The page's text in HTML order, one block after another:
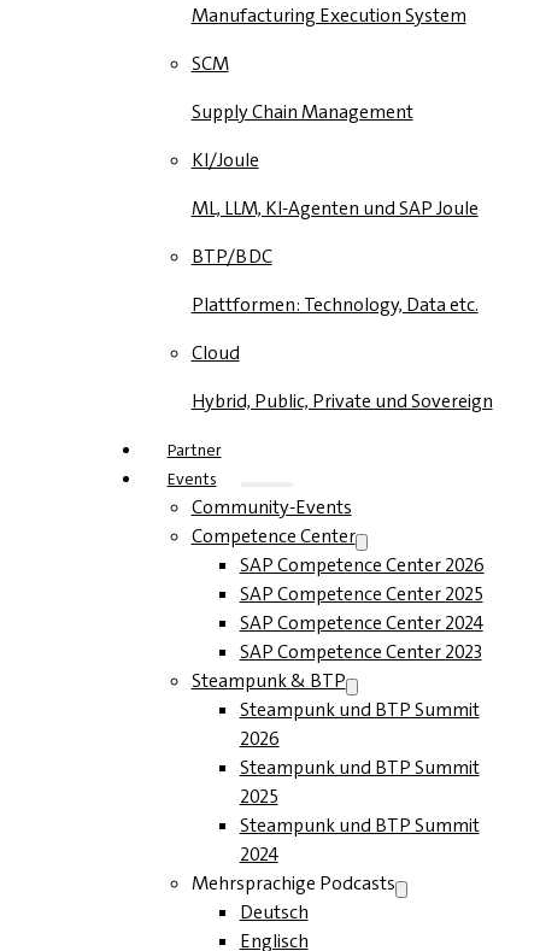
Manufacturing Execution System
SCM
Supply Chain Management
KI/Joule
ML, LLM, KI-Agenten und SAP Joule
BTP/BDC
Plattformen: Technology, Data etc.
Cloud
Hybrid, Public, Private und Sovereign
Partner
Events
Community-Events
Competence Center
SAP Competence Center 2026
SAP Competence Center 2025
SAP Competence Center 2024
SAP Competence Center 2023
Steampunk & BTP
Steampunk und BTP Summit
2026
Steampunk und BTP Summit
2025
Steampunk und BTP Summit
2024
Mehrsprachige Podcasts
Deutsch
Englisch